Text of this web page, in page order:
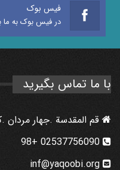
فیس بوک
با ما تماس بگیرید
قم المقدسة .جهار مردان
inf@yaqoobi.org